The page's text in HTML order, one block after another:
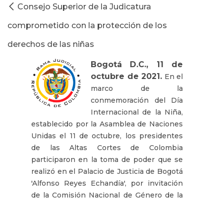
Consejo Superior de la Judicatura
comprometido con la protección de los
derechos de las niñas
Bogotá D.C., 11 de
octubre de 2021. En el
marco de la
conmemoración del Día
Internacional de la Niña,
establecido por la Asamblea de Naciones
Unidas el 11 de octubre, los presidentes
de las Altas Cortes de Colombia
participaron en la toma de poder que se
realizó en el Palacio de Justicia de Bogotá
'Alfonso Reyes Echandía', por invitación
de la Comisión Nacional de Género de la